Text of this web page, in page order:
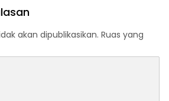
akan dipublikasikan. Ruas yang